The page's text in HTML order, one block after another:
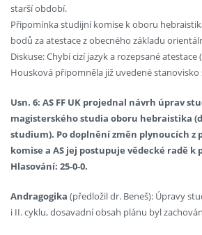
starší období.
Připomínka studijní komise k oboru
bodů za atestace z obecného základu
Diskuse: Chybí cizí jazyk a rozepsané atestace
Housková připomněla již uvedené
Usn. 6: AS FF UK projednal návrh úprav
magisterského studia oboru hebraistika
studium). Po doplnění změn plynoucích
komise a AS jej postupuje vědecké radě k
Hlasování: 25-0-0.
Andragogika (předložil dr. Beneš): Úpravy
i II. cyklu, dosavadní obsah plánu byl